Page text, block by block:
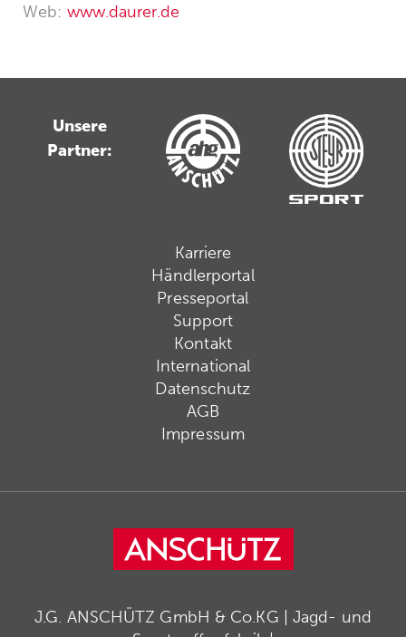
Web: www.daurer.de
Unsere
Partner:
Karriere
Händlerportal
Presseportal
Support
Kontakt
International
Datenschutz
AGB
Impressum
J.G. ANSCHÜTZ GmbH & Co.KG | Jagd- und